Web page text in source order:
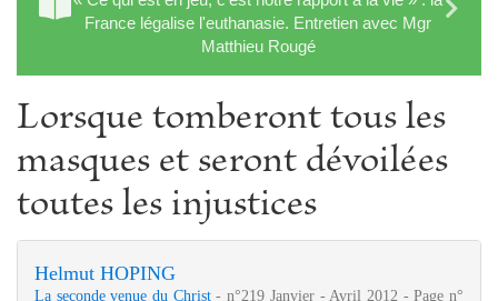
France légalise l'euthanasie. Entretien avec Mgr
Matthieu Rougé
Lorsque tomberont tous les
masques et seront dévoilées
toutes les injustices
Helmut HOPING
La seconde venue du Christ- n°219 Janvier - Avril 2012 - Page n°